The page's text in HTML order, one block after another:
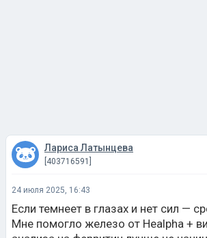
Лариса Латынцева
[403716591]
24 июля 2025, 16:43
Если темнеет в глазах и нет сил —
Мне помогло железо от Healpha +